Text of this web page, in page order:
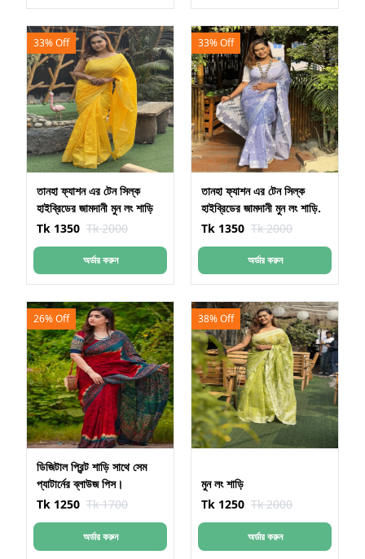
33% Off
তানহা ফ্যাশন এর টেন সিল্ক
হাইব্রিডের জামদানী মুন লং শাড়ি
Tk 1350 Tk 2000
অর্ডার করুন
33% Off
তানহা ফ্যাশন এর টেন সিল্ক
হাইব্রিডের জামদানী মুন লং শাড়ি.
Tk 1350 Tk 2000
অর্ডার করুন
26% Off
ডিজিটাল প্রিন্ট শাড়ি সাথে সেম
প্যাটার্নের ব্লাউজ পিস।
Tk 1250 Tk 1700
অর্ডার করুন
38% Off
মুন লং শাড়ি
Tk 1250 Tk 2000
অর্ডার করুন